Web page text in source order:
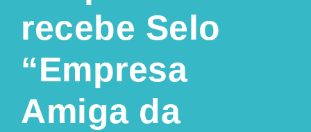
recebe Selo
“Empresa
Amiga da